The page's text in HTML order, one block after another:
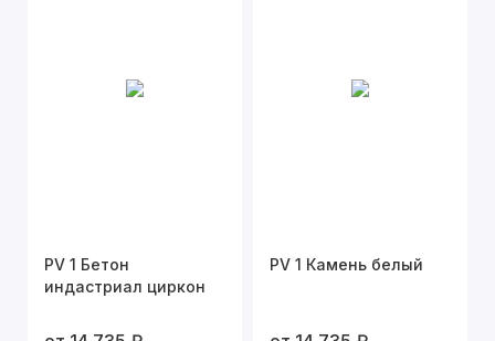
PV 1 Бетон
индастриал циркон
PV 1 Камень белый